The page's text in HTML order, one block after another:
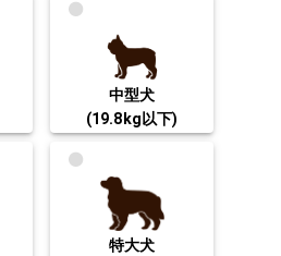
中型犬
特大犬